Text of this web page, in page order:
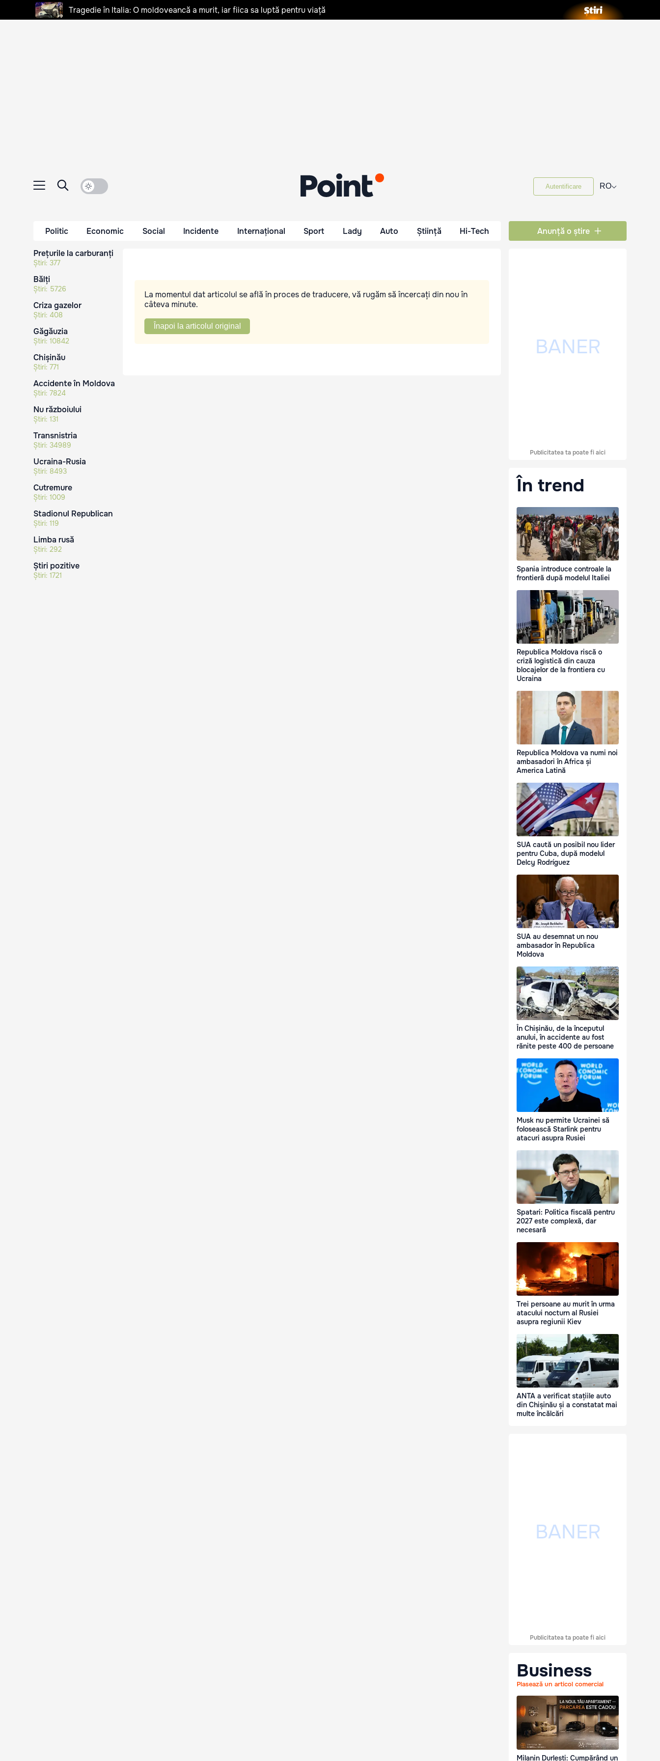
Tragedie în Italia: O moldoveancă a murit, iar fiica sa luptă pentru viață
Autentificare RO⌵
Politic Economic Social Incidente Internațional Sport Lady Auto Știință Hi-Tech Anunță o știre
Prețurile la carburanți
Știri: 377
Bălți
Știri: 5726
Criza gazelor
Știri: 408
Găgăuzia
Știri: 10842
Chișinău
Știri: 771
Accidente în Moldova
Știri: 7824
Nu războiului
Știri: 131
Transnistria
Știri: 34989
Ucraina-Rusia
Știri: 8493
Cutremure
Știri: 1009
Stadionul Republican
Știri: 119
Limba rusă
Știri: 292
Știri pozitive
Știri: 1721
La momentul dat articolul se află în proces de traducere, vă rugăm să încercați din nou în
câteva minute.
Înapoi la articolul original
Publicitatea ta poate fi aici
În trend
Spania introduce controale la
frontieră după modelul Italiei
Republica Moldova riscă o
criză logistică din cauza
blocajelor de la frontiera cu
Ucraina
Republica Moldova va numi noi
ambasadori în Africa și
America Latină
SUA caută un posibil nou lider
pentru Cuba, după modelul
Delcy Rodríguez
SUA au desemnat un nou
ambasador în Republica
Moldova
În Chișinău, de la începutul
anului, în accidente au fost
rănite peste 400 de persoane
Musk nu permite Ucrainei să
folosească Starlink pentru
atacuri asupra Rusiei
Spatari: Politica fiscală pentru
2027 este complexă, dar
necesară
Trei persoane au murit în urma
atacului nocturn al Rusiei
asupra regiunii Kiev
ANTA a verificat stațiile auto
din Chișinău și a constatat mai
multe încălcări
Publicitatea ta poate fi aici
Business
Plasează un articol comercial
Milanin Durlești: Cumpărând un